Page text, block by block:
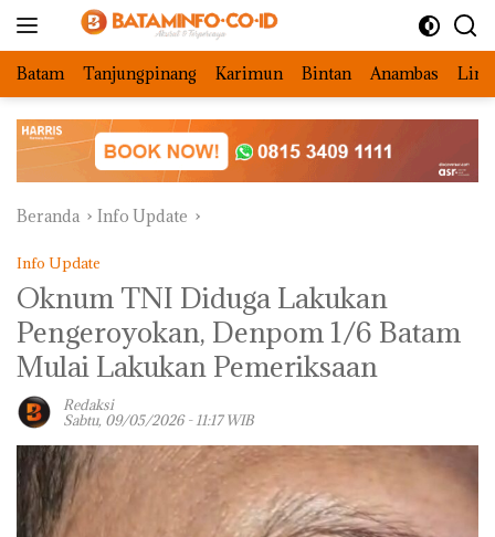
Batam Tanjungpinang Karimun Bintan Anambas
Beranda Info Update
Info Update
‎Oknum TNI Diduga Lakukan
Pengeroyokan, Denpom 1/6 Batam
Mulai Lakukan Pemeriksaan
Redaksi
Sabtu, 09/05/2026 - 11:17 WIB